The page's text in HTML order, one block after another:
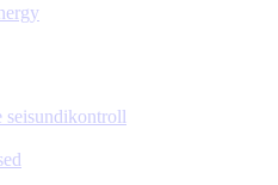
seisundikontroll